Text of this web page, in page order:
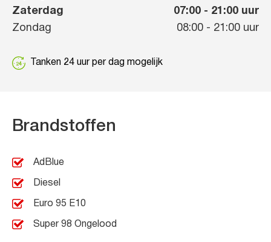
Zaterdag
07:00 - 21:00 uur
Zondag
08:00 - 21:00 uur
Tanken 24 uur per dag mogelijk
Brandstoffen
AdBlue
Diesel
Euro 95 E10
Super 98 Ongelood